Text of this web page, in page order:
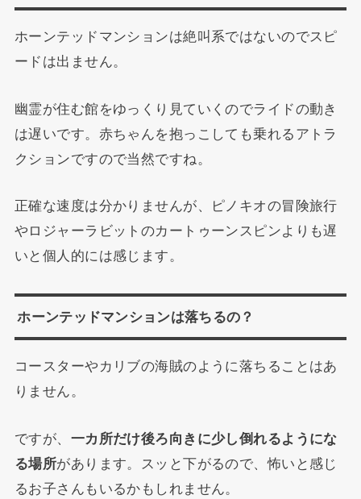
ホーンテッドマンションは絶叫系ではないのでスピ
ードは出ません。
幽霊が住む館をゆっくり見ていくのでライドの動き
は遅いです。赤ちゃんを抱っこしても乗れるアトラ
クションですので当然ですね。
正確な速度は分かりませんが、ピノキオの冒険旅行
やロジャーラビットのカートゥーンスピンよりも遅
いと個人的には感じます。
ホーンテッドマンションは落ちるの？
コースターやカリブの海賊のように落ちることはあ
りません。
ですが、 一カ所だけ後ろ向きに少し倒れるようにな
る場所があります。スッと下がるので、怖いと感じ
るお子さんもいるかもしれません。